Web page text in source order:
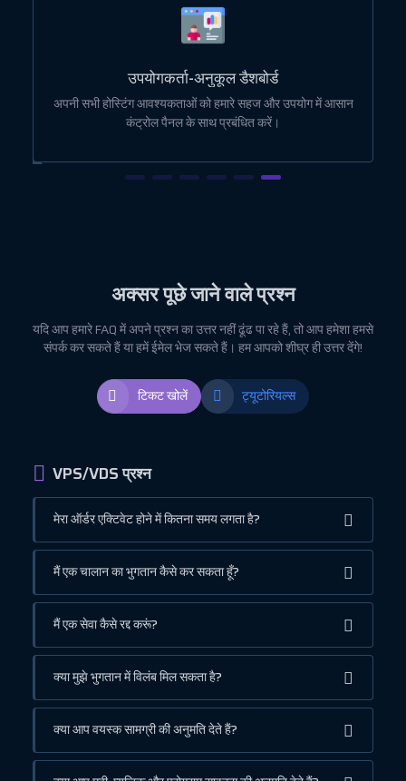
उपयोगकर्ता-अनुकूल डैशबोर्ड
अपनी सभी होस्टिंग आवश्यकताओं को हमारे सहज और उपयोग में आसान
कंट्रोल पैनल के साथ प्रबंधित करें।
अक्सर पूछे जाने वाले प्रश्न
यदि आप हमारे FAQ में अपने प्रश्न का उत्तर नहीं ढूंढ पा रहे हैं, तो आप हमेशा हमसे
संपर्क कर सकते हैं या हमें ईमेल भेज सकते हैं। हम आपको शीघ्र ही उत्तर देंगे!
टिकट खोलें ट्यूटोरियल्स
VPS/VDS प्रश्न
मेरा ऑर्डर एक्टिवेट होने में कितना समय लगता है?
मैं एक चालान का भुगतान कैसे कर सकता हूँ?
मैं एक सेवा कैसे रद्द करूं?
क्या मुझे भुगतान में विलंब मिल सकता है?
क्या आप वयस्क सामग्री की अनुमति देते हैं?